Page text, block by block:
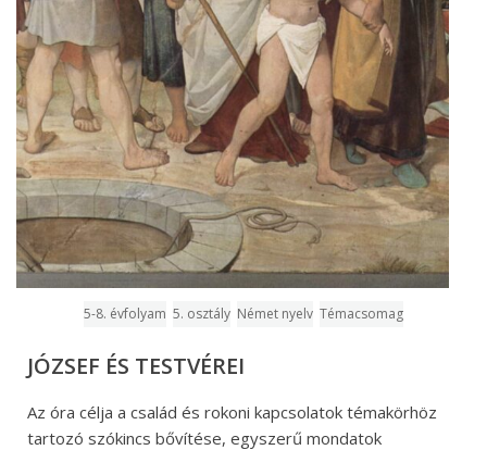
5-8. évfolyam 5. osztály Német nyelv Témacsomag
JÓZSEF ÉS TESTVÉREI
Az óra célja a család és rokoni kapcsolatok témakörhöz
tartozó szókincs bővítése, egyszerű mondatok